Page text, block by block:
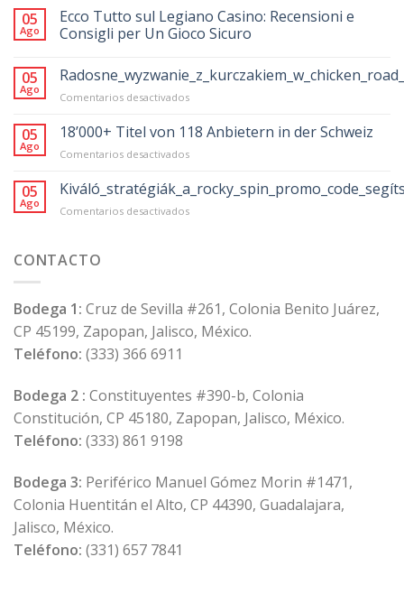
05
Ago
Ecco Tutto sul Legiano Casino: Recensioni e
Consigli per Un Gioco Sicuro
05
Ago
Comentarios desactivadosen
05
Ago
18’000+ Titel von 118 Anbietern in der Schweiz
Comentarios desactivadosen
Titel
von
118
05
Ago
Comentarios desactivadosen
CONTACTO
Bodega 1: Cruz de Sevilla #261, Colonia Benito Juárez,
CP 45199, Zapopan, Jalisco, México.
Teléfono: (333) 366 6911
Bodega 2 : Constituyentes #390-b, Colonia
Constitución, CP 45180, Zapopan, Jalisco, México.
Teléfono: (333) 861 9198
Bodega 3: Periférico Manuel Gómez Morin #1471,
Colonia Huentitán el Alto, CP 44390, Guadalajara,
Jalisco, México.
Teléfono: (331) 657 7841